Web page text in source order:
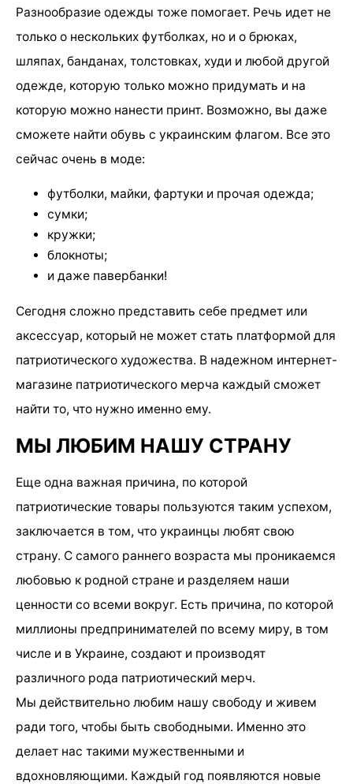
Разнообразие одежды тоже помогает. Речь идет не
только о нескольких футболках, но и о брюках,
шляпах, банданах, толстовках, худи и любой другой
одежде, которую только можно придумать и на
которую можно нанести принт. Возможно, вы даже
сможете найти обувь с украинским флагом. Все это
сейчас очень в моде:
футболки, майки, фартуки и прочая одежда;
сумки;
кружки;
блокноты;
и даже павербанки!
Сегодня сложно представить себе предмет или
аксессуар, который не может стать платформой для
патриотического художества. В надежном интернет-
магазине патриотического мерча каждый сможет
найти то, что нужно именно ему.
МЫ ЛЮБИМ НАШУ СТРАНУ
Еще одна важная причина, по которой
патриотические товары пользуются таким успехом,
заключается в том, что украинцы любят свою
страну. С самого раннего возраста мы проникаемся
любовью к родной стране и разделяем наши
ценности со всеми вокруг. Есть причина, по которой
миллионы предпринимателей по всему миру, в том
числе и в Украине, создают и производят
различного рода патриотический мерч.
Мы действительно любим нашу свободу и живем
ради того, чтобы быть свободными. Именно это
делает нас такими мужественными и
вдохновляющими. Каждый год появляются новые